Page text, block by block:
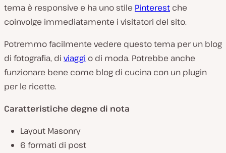
tema è responsive e ha uno stile Pinterest che
coinvolge immediatamente i visitatori del sito.
Potremmo facilmente vedere questo tema per un blog
di fotografia, di viaggi o di moda. Potrebbe anche
funzionare bene come blog di cucina con un plugin
per le ricette.
Caratteristiche degne di nota
Layout Masonry
6 formati di post